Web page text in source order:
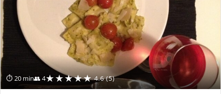
⏱ 20 min👥 4★★★★★ 4.6 (5)